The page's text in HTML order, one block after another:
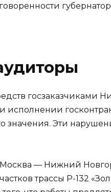
госзаказчиками
Эти
— Нижний
трассы Р-132